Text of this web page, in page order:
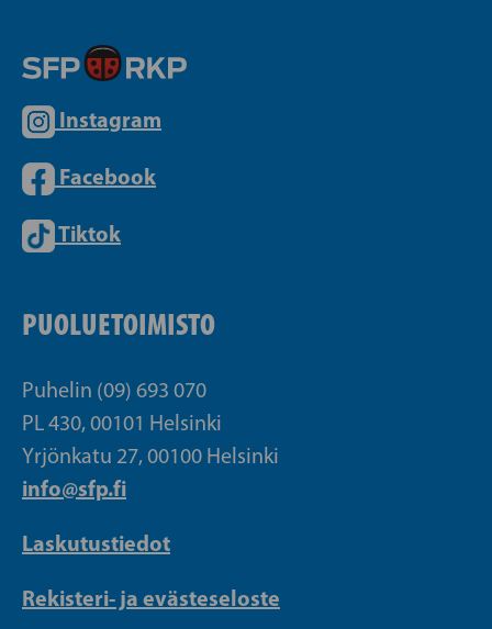
Instagram
Facebook
Tiktok
PUOLUETOIMISTO
Puhelin (09) 693 070
PL 430, 00101 Helsinki
Yrjönkatu 27, 00100 Helsinki
info@sfp.fi
Laskutustiedot
Rekisteri- ja evästeseloste